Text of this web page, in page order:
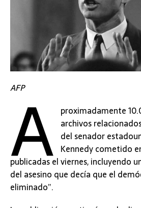
AFP
A proximadamente
archivos
del senador
Kennedy cometido
publicadas el viernes, incluyendo
del asesino que decía que el
eliminado”.